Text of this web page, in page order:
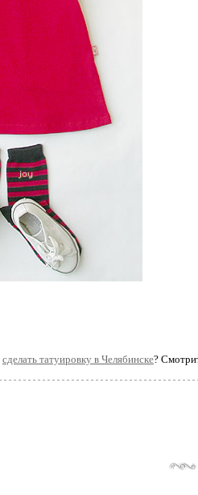
сделать татуировку в Челябинске?